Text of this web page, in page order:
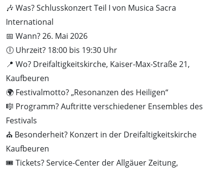
🎶 Was? Schlusskonzert Teil I von Musica Sacra
International
📅 Wann? 26. Mai 2026
🕕 Uhrzeit? 18:00 bis 19:30 Uhr
📍 Wo? Dreifaltigkeitskirche, Kaiser-Max-Straße 21,
Kaufbeuren
🌍 Festivalmotto? „Resonanzen des Heiligen“
🎼 Programm? Auftritte verschiedener Ensembles des
Festivals
⛪ Besonderheit? Konzert in der Dreifaltigkeitskirche
Kaufbeuren
🎟️ Tickets? Service-Center der Allgäuer Zeitung,